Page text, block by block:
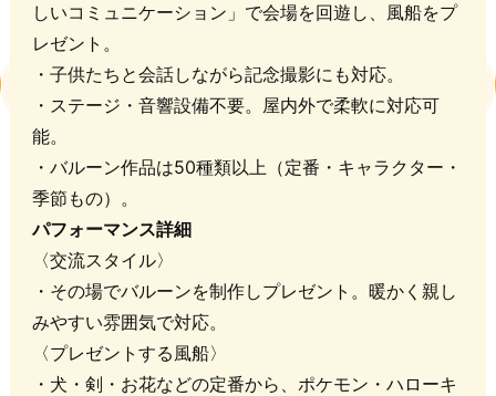
しいコミュニケーション」で会場を回遊し、風船をプ
レゼント。
・子供たちと会話しながら記念撮影にも対応。
・ステージ・音響設備不要。屋内外で柔軟に対応可
能。
・バルーン作品は50種類以上（定番・キャラクター・
季節もの）。
パフォーマンス詳細
〈交流スタイル〉
・その場でバルーンを制作しプレゼント。暖かく親し
みやすい雰囲気で対応。
〈プレゼントする風船〉
・犬・剣・お花などの定番から、ポケモン・ハローキ